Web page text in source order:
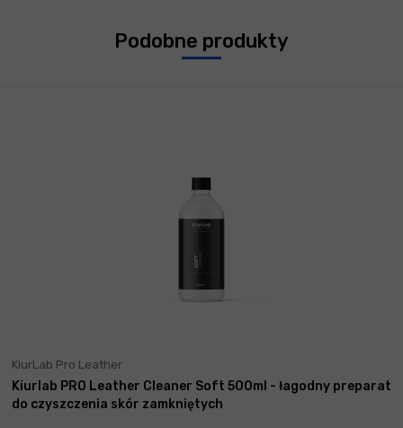
Podobne produkty
KiurLab Pro Leather
Kiurlab PRO Leather Cleaner Soft 500ml - łagodny preparat
do czyszczenia skór zamkniętych